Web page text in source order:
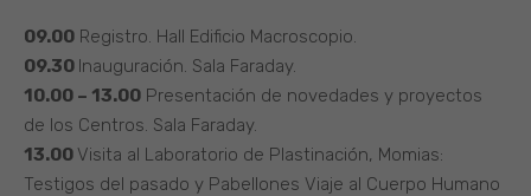
09.00 Registro. Hall Edificio Macroscopio.
09.30 Inauguración. Sala Faraday.
10.00 – 13.00 Presentación de novedades y proyectos
de los Centros. Sala Faraday.
13.00 Visita al Laboratorio de Plastinación, Momias:
Testigos del pasado y Pabellones Viaje al Cuerpo Humano